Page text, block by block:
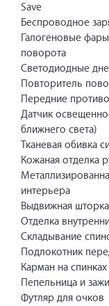
Save
Беспроводное
Галогеновые
поворота
Светодиодные
Повторитель
Передние
Датчик
ближнего света)
Тканевая обивка
Кожаная отделка
интерьера
Выдвижная
Отделка
Складывание
Подлокотник
Карман на
Пепельница и
Футляр для очков